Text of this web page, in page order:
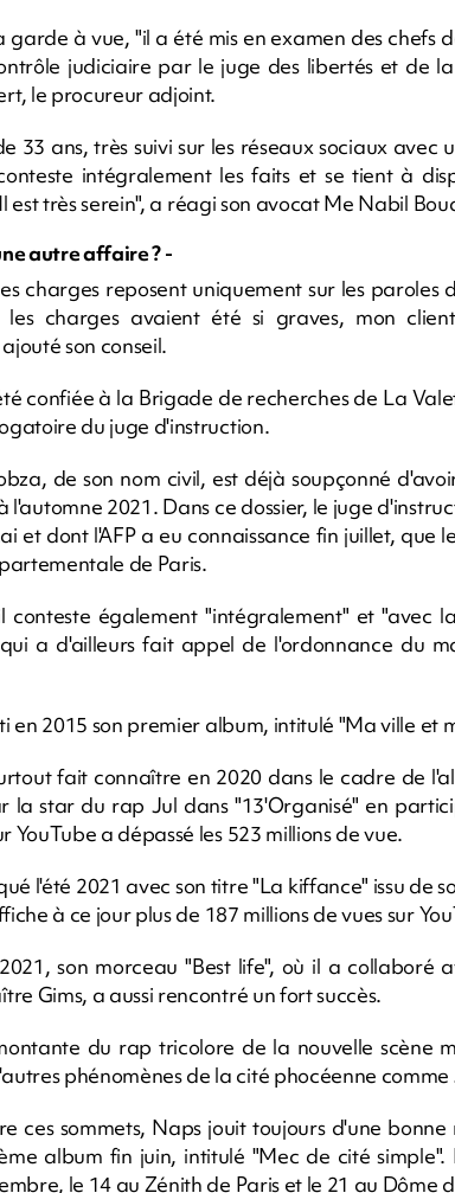
garde à vue, "il a été mis en examen des chefs
judiciaire par le juge des libertés et de
le procureur adjoint.
33 ans, très suivi sur les réseaux sociaux avec
intégralement les faits et se tient à
est très serein", a réagi son avocat Me Nabil
autre affaire ? -
charges reposent uniquement sur les
les charges avaient été si graves, mon
son conseil.
confiée à la Brigade de recherches de La
du juge d'instruction.
de son nom civil, est déjà soupçonné
l'automne 2021. Dans ce dossier, le juge
et dont l'AFP a eu connaissance fin juillet, que
de Paris.
conteste également "intégralement" et "avec
a d'ailleurs fait appel de l'ordonnance du
en 2015 son premier album, intitulé "Ma ville et
fait connaître en 2020 dans le cadre de
la star du rap Jul dans "13'Organisé" en
YouTube a dépassé les 523 millions de vue.
l'été 2021 avec son titre "La kiffance" issu de
à ce jour plus de 187 millions de vues sur
son morceau "Best life", où il a collaboré
Gims, a aussi rencontré un fort succès.
du rap tricolore de la nouvelle scène
phénomènes de la cité phocéenne comme
ces sommets, Naps jouit toujours d'une
album fin juin, intitulé "Mec de cité
le 14 au Zénith de Paris et le 21 au Dôme